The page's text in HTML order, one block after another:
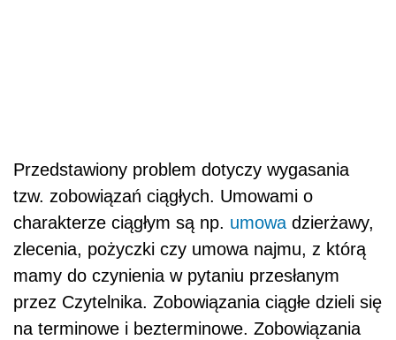
Przedstawiony problem dotyczy wygasania
tzw. zobowiązań ciągłych. Umowami o
charakterze ciągłym są np. umowadzierżawy,
zlecenia, pożyczki czy umowa najmu, z którą
mamy do czynienia w pytaniu przesłanym
przez Czytelnika. Zobowiązania ciągłe dzieli się
na terminowe i bezterminowe. Zobowiązania